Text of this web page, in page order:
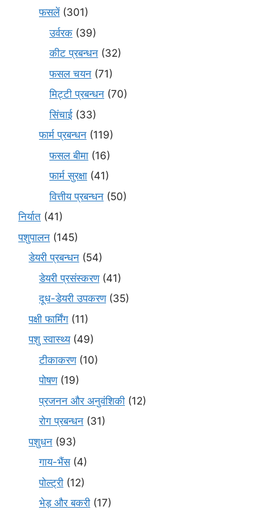
फसलें(301)
उर्वरक (39)
कीट प्रबन्धन (32)
फसल चयन (71)
मि‌ट्टी प्रबन्धन (70)
सिंचाई (33)
फार्म प्रबन्धन (119)
फसल बीमा (16)
फार्म सुरक्षा (41)
वित्तीय प्रबन्धन (50)
निर्यात (41)
पशुपालन (145)
डेयरी प्रबन्धन (54)
डेयरी प्रसंस्करण(41)
दूध-डेयरी उपकरण(35)
पक्षी फार्मिंग (11)
पशु स्वास्थ्य(49)
टीकाकरण(10)
पोषण(19)
प्रजनन और अनुवंशिकी (12)
रोग प्रबन्धन (31)
पशुधन (93)
गाय-भैंस(4)
पोल्ट्री (12)
भेड़ और बकरी (17)